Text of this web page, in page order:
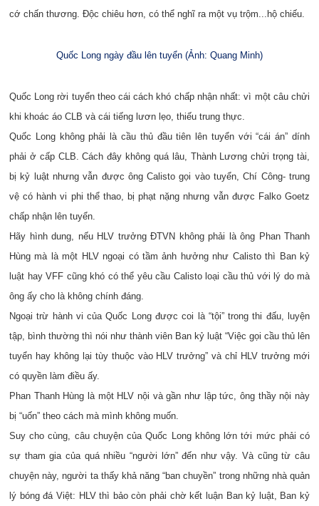
cớ chấn thương. Độc chiêu hơn, có thể nghĩ ra một vụ trộm...hộ chiếu.
Quốc Long ngày đầu lên tuyển (Ảnh: Quang Minh)
Quốc Long rời tuyển theo cái cách khó chấp nhận nhất: vì một câu chửi
khi khoác áo CLB và cái tiếng lươn lẹo, thiếu trung thực.
Quốc Long không phải là cầu thủ đầu tiên lên tuyển với “cái án” dính
phải ở cấp CLB. Cách đây không quá lâu, Thành Lương chửi trọng tài,
bị kỷ luật nhưng vẫn được ông Calisto gọi vào tuyển, Chí Công- trung
vệ có hành vi phi thể thao, bị phạt nặng nhưng vẫn được Falko Goetz
chấp nhận lên tuyển.
Hãy hình dung, nếu HLV trưởng ĐTVN không phải là ông Phan Thanh
Hùng mà là một HLV ngoại có tầm ảnh hưởng như Calisto thì Ban kỷ
luật hay VFF cũng khó có thể yêu cầu Calisto loại cầu thủ với lý do mà
ông ấy cho là không chính đáng.
Ngoại trừ hành vi của Quốc Long được coi là “tội” trong thi đấu, luyện
tập, bình thường thì nói như thành viên Ban kỷ luật “Việc gọi cầu thủ lên
tuyển hay không lại tùy thuộc vào HLV trưởng” và chỉ HLV trưởng mới
có quyền làm điều ấy.
Phan Thanh Hùng là một HLV nội và gần như lập tức, ông thầy nội này
bị “uốn” theo cách mà mình không muốn.
Suy cho cùng, câu chuyện của Quốc Long không lớn tới mức phải có
sự tham gia của quá nhiều “người lớn” đến như vậy. Và cũng từ câu
chuyện này, người ta thấy khả năng “ban chuyền” trong những nhà quản
lý bóng đá Việt: HLV thì bảo còn phải chờ kết luận Ban kỷ luật, Ban kỷ